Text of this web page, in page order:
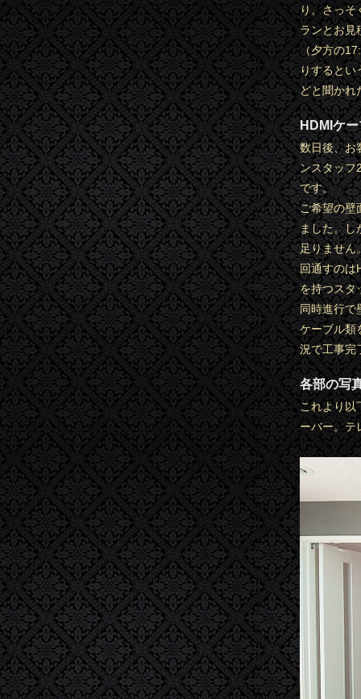
り。さっそ
ランとお見
（夕方の
りするとい
どと聞かれ
HDMIケ
数日後、お
ンスタッフ
です。
ご希望の壁
ました。し
足りません
回通すのは
を持つスタ
同時進行で
ケーブル類
況で工事完
各部の写
これより以
ーバー。テ